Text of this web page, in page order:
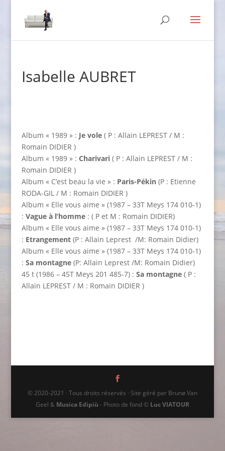
Isabelle AUBRET
Album « 1989 » : Je vole( P : Allain LEPREST / M :
Romain DIDIER )
Album « 1989 » : Charivari( P : Allain LEPREST / M :
Romain DIDIER )
Album « C’est beau la vie » : Paris-Pékin(P : Etienne
RODA-GIL / M : Romain DIDIER )
Album « Elle vous aime » (1987 – 33T Meys 174 010-1)
: Vague à l’homme: ( P et M : Romain DIDIER)
Album « Elle vous aime » (1987 – 33T Meys 174 010-1)
: Etrangement(P : Allain Leprest /M: Romain Didier)
Album « Elle vous aime » (1987 – 33T Meys 174 010-1)
: Sa montagne(P: Allain Leprest /M: Romain Didier)
45 t (1986 – 45T Meys 201 485-7) : Sa montagne( P :
Allain LEPREST / M : Romain DIDIER )
© 2020-2021 · Tous droits réservés · Site géré par Brunø Van
Geel & Musica Edipiù - Photo de fond © Luc VIATOUR